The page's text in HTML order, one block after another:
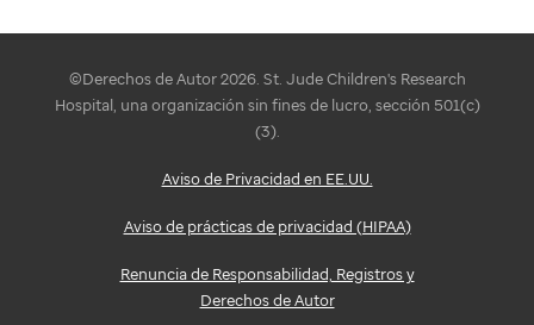
©Derechos de Autor 2026. St. Jude Children's Research
Hospital, una organización sin fines de lucro, sección 501(c)
(3).
Aviso de Privacidad en EE.UU.
Aviso de prácticas de privacidad (HIPAA)
Renuncia de Responsabilidad, Registros y
Derechos de Autor